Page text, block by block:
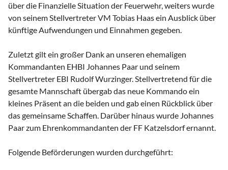
über die Finanzielle Situation der Feuerwehr, weiters wurde
von seinem Stellvertreter VM Tobias Haas ein Ausblick über
künftige Aufwendungen und Einnahmen gegeben.
Zuletzt gilt ein großer Dank an unseren ehemaligen
Kommandanten EHBI Johannes Paar und seinem
Stellvertreter EBI Rudolf Wurzinger. Stellvertretend für die
gesamte Mannschaft übergab das neue Kommando ein
kleines Präsent an die beiden und gab einen Rückblick über
das gemeinsame Schaffen. Darüber hinaus wurde Johannes
Paar zum Ehrenkommandanten der FF Katzelsdorf ernannt.
Folgende Beförderungen wurden durchgeführt: